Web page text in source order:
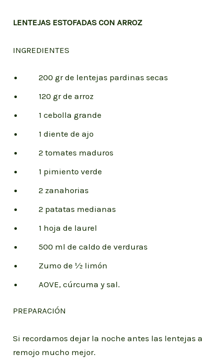
LENTEJAS ESTOFADAS CON ARROZ
INGREDIENTES
200 gr de lentejas pardinas secas
120 gr de arroz
1 cebolla grande
1 diente de ajo
2 tomates maduros
1 pimiento verde
2 zanahorias
2 patatas medianas
1 hoja de laurel
500 ml de caldo de verduras
Zumo de ½ limón
AOVE, cúrcuma y sal.
PREPARACIÓN
Si recordamos dejar la noche antes las lentejas a
remojo mucho mejor.